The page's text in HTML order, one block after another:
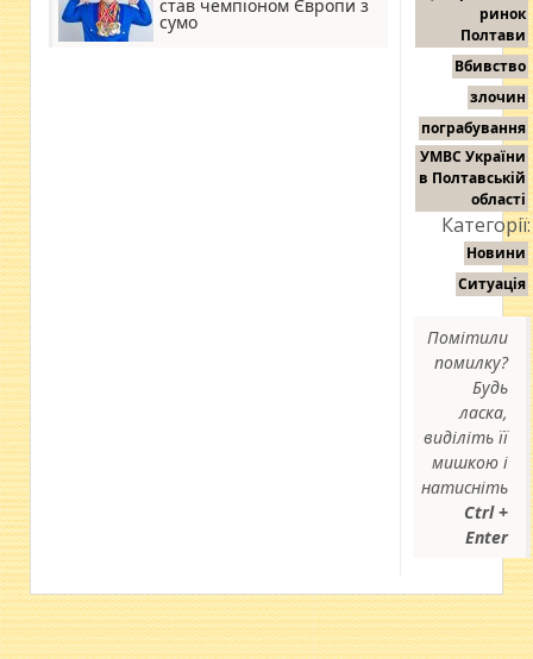
став чемпіоном Європи з
сумо
ринок
Полтави
Вбивство
злочин
пограбування
УМВС України
в Полтавській
області
Категорії:
Новини
Ситуація
Помітили
помилку?
Будь
ласка,
виділіть її
мишкою і
натисніть
Ctrl +
Enter